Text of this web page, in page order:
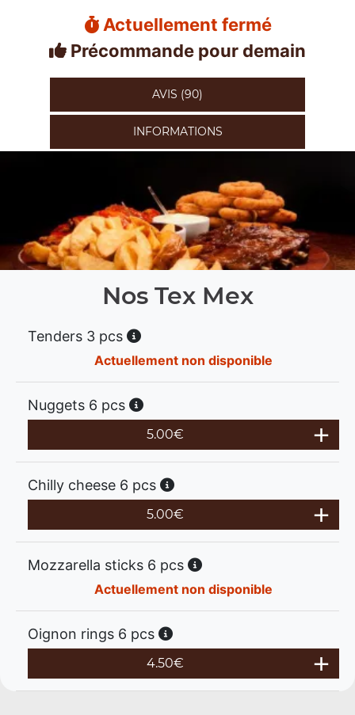
Actuellement fermé
Précommande pour demain
AVIS (90)
INFORMATIONS
Nos Tex Mex
Tenders 3 pcs
Actuellement non disponible
Nuggets 6 pcs
5.00€
Chilly cheese 6 pcs
5.00€
Mozzarella sticks 6 pcs
Actuellement non disponible
Oignon rings 6 pcs
4.50€